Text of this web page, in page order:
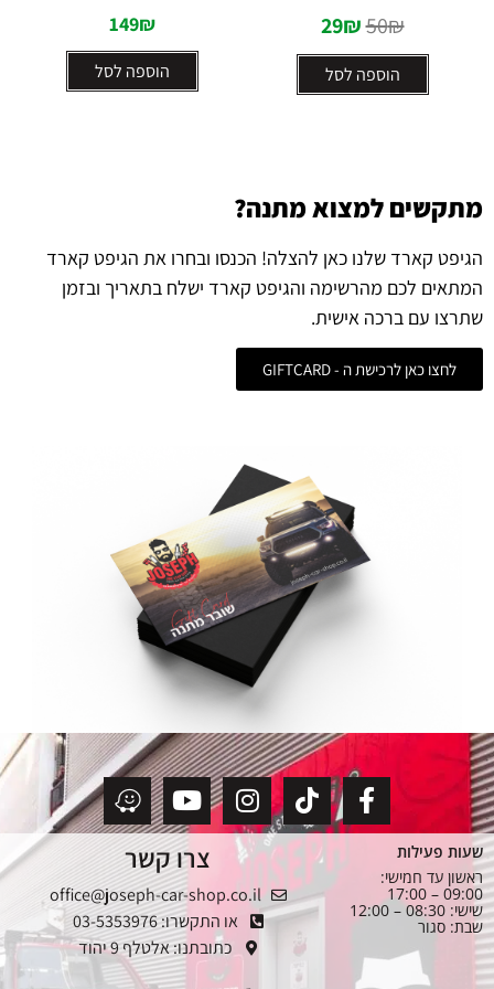
50₪
29₪
הוספה לסל
149₪
הוספה לסל
מתקשים למצוא מתנה?
הגיפט קארד שלנו כאן להצלה! הכנסו ובחרו את הגיפט קארד
המתאים לכם מהרשימה והגיפט קארד ישלח בתאריך ובזמן
שתרצו עם ברכה אישית.
לחצו כאן לרכישת ה - GIFTCARD
שעות פעילות
ראשון עד חמישי:
09:00 – 17:00
שישי: 08:30 – 12:00
שבת: סגור
צרו קשר
office@joseph-car-shop.co.il
או התקשרו: 03-5353976
כתובתנו: אלטלף 9 יהוד